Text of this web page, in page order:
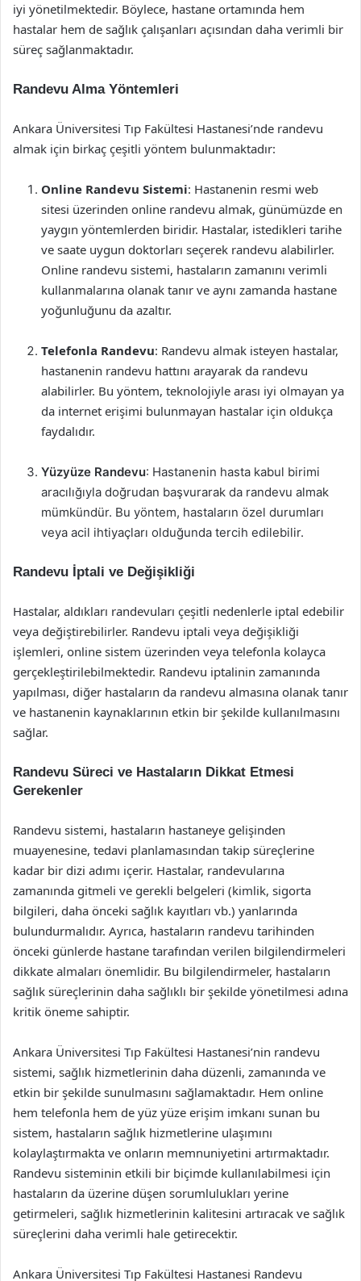
iyi yönetilmektedir. Böylece, hastane ortamında hem
hastalar hem de sağlık çalışanları açısından daha verimli bir
süreç sağlanmaktadır.
Randevu Alma Yöntemleri
Ankara Üniversitesi Tıp Fakültesi Hastanesi’nde randevu
almak için birkaç çeşitli yöntem bulunmaktadır:
Online Randevu Sistemi: Hastanenin resmi web
sitesi üzerinden online randevu almak, günümüzde en
yaygın yöntemlerden biridir. Hastalar, istedikleri tarihe
ve saate uygun doktorları seçerek randevu alabilirler.
Online randevu sistemi, hastaların zamanını verimli
kullanmalarına olanak tanır ve aynı zamanda hastane
yoğunluğunu da azaltır.
Telefonla Randevu: Randevu almak isteyen hastalar,
hastanenin randevu hattını arayarak da randevu
alabilirler. Bu yöntem, teknolojiyle arası iyi olmayan ya
da internet erişimi bulunmayan hastalar için oldukça
faydalıdır.
Yüzyüze Randevu: Hastanenin hasta kabul birimi
aracılığıyla doğrudan başvurarak da randevu almak
mümkündür. Bu yöntem, hastaların özel durumları
veya acil ihtiyaçları olduğunda tercih edilebilir.
Randevu İptali ve Değişikliği
Hastalar, aldıkları randevuları çeşitli nedenlerle iptal edebilir
veya değiştirebilirler. Randevu iptali veya değişikliği
işlemleri, online sistem üzerinden veya telefonla kolayca
gerçekleştirilebilmektedir. Randevu iptalinin zamanında
yapılması, diğer hastaların da randevu almasına olanak tanır
ve hastanenin kaynaklarının etkin bir şekilde kullanılmasını
sağlar.
Randevu Süreci ve Hastaların Dikkat Etmesi
Gerekenler
Randevu sistemi, hastaların hastaneye gelişinden
muayenesine, tedavi planlamasından takip süreçlerine
kadar bir dizi adımı içerir. Hastalar, randevularına
zamanında gitmeli ve gerekli belgeleri (kimlik, sigorta
bilgileri, daha önceki sağlık kayıtları vb.) yanlarında
bulundurmalıdır. Ayrıca, hastaların randevu tarihinden
önceki günlerde hastane tarafından verilen bilgilendirmeleri
dikkate almaları önemlidir. Bu bilgilendirmeler, hastaların
sağlık süreçlerinin daha sağlıklı bir şekilde yönetilmesi adına
kritik öneme sahiptir.
Ankara Üniversitesi Tıp Fakültesi Hastanesi’nin randevu
sistemi, sağlık hizmetlerinin daha düzenli, zamanında ve
etkin bir şekilde sunulmasını sağlamaktadır. Hem online
hem telefonla hem de yüz yüze erişim imkanı sunan bu
sistem, hastaların sağlık hizmetlerine ulaşımını
kolaylaştırmakta ve onların memnuniyetini artırmaktadır.
Randevu sisteminin etkili bir biçimde kullanılabilmesi için
hastaların da üzerine düşen sorumlulukları yerine
getirmeleri, sağlık hizmetlerinin kalitesini artıracak ve sağlık
süreçlerini daha verimli hale getirecektir.
Ankara Üniversitesi Tıp Fakültesi Hastanesi Randevu